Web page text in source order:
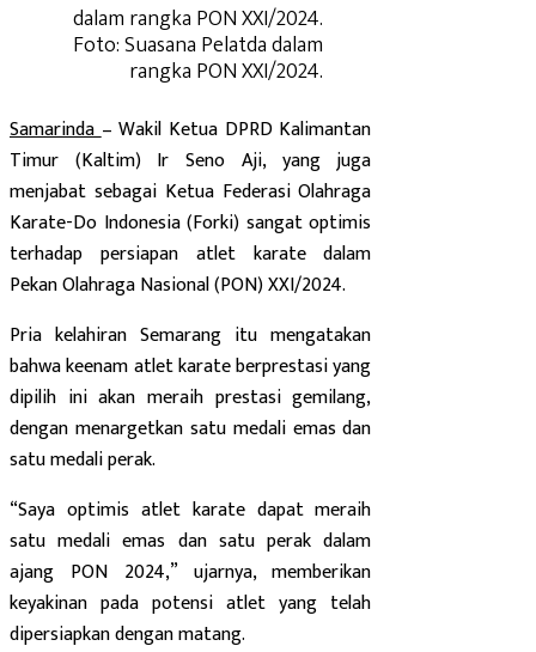
Foto: Suasana Pelatda dalam
rangka PON XXI/2024.
Samarinda– Wakil Ketua DPRD Kalimantan
Timur (Kaltim) Ir Seno Aji, yang juga
menjabat sebagai Ketua Federasi Olahraga
Karate-Do Indonesia (Forki) sangat optimis
terhadap persiapan atlet karate dalam
Pekan Olahraga Nasional (PON) XXI/2024.
Pria kelahiran Semarang itu mengatakan
bahwa keenam atlet karate berprestasi yang
dipilih ini akan meraih prestasi gemilang,
dengan menargetkan satu medali emas dan
satu medali perak.
“Saya optimis atlet karate dapat meraih
satu medali emas dan satu perak dalam
ajang PON 2024,” ujarnya, memberikan
keyakinan pada potensi atlet yang telah
dipersiapkan dengan matang.